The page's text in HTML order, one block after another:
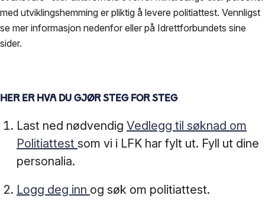
med utviklingshemming er pliktig å levere politiattest. Vennligst
se mer informasjon nedenfor eller på Idrettforbundets sine
sider.
Her er hva du gjør steg for steg
Last ned nødvendig Vedlegg til søknad om
Politiattest som vi i LFK har fylt ut. Fyll ut dine
personalia.
Logg deg inn og søk om politiattest.